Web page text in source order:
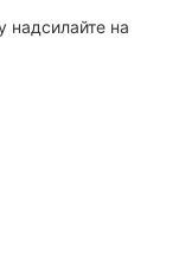
надсилайте на